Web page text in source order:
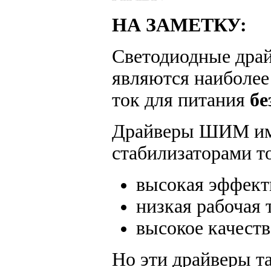
НА ЗАМЕТКУ:
Светодиодные
являются
ток для питания
Драйверы ШИМ
стабилизаторами
высокая
низкая рабочая
высокое
Но эти драйверы